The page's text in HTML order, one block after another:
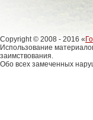
Copyright © 2008 - 2016 «
Использование
заимствования.
Обо всех замеченных